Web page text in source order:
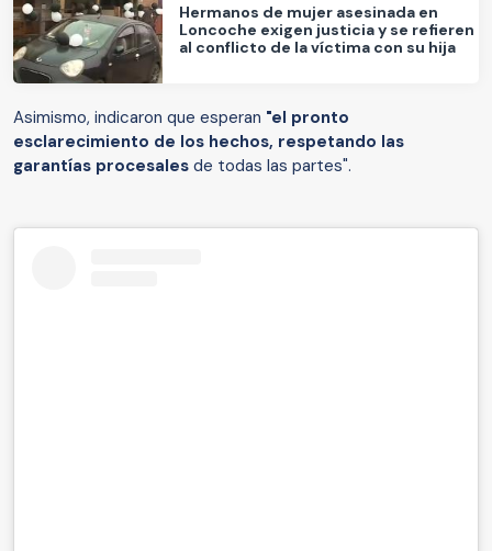
Hermanos de mujer asesinada en
Loncoche exigen justicia y se refieren
al conflicto de la víctima con su hija
Asimismo, indicaron que esperan "el pronto
esclarecimiento de los hechos, respetando las
garantías procesales de todas las partes".